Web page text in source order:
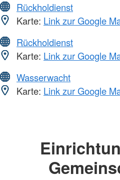
Rückholdienst
Karte: Link zur Google
Rückholdienst
Karte: Link zur Google
Wasserwacht
Karte: Link zur Google